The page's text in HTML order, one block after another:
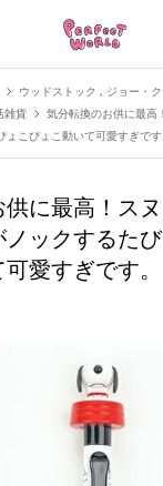
ウッドストック , ジョー・
雑貨
気分転換のお供に最高
こぴょこ動いて可愛すぎです
に最高！ス
ックするた
愛すぎです。